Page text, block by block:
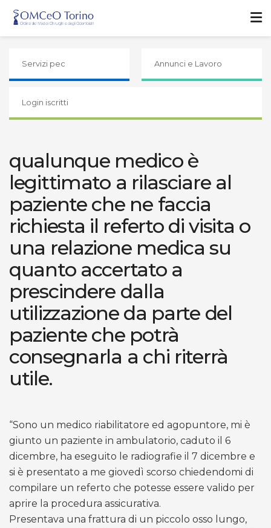
Servizi pec Annunci e Lavoro
Login iscritti
qualunque medico è
legittimato a rilasciare al
paziente che ne faccia
richiesta il referto di visita o
una relazione medica su
quanto accertato a
prescindere dalla
utilizzazione da parte del
paziente che potrà
consegnarla a chi riterrà
utile.
“Sono un medico riabilitatore ed agopuntore, mi è
giunto un paziente in ambulatorio, caduto il 6
dicembre, ha eseguito le radiografie il 7 dicembre e
si è presentato a me giovedì scorso chiedendomi di
compilare un referto che potesse essere valido per
aprire la procedura assicurativa.
Presentava una frattura di un piccolo osso lungo,